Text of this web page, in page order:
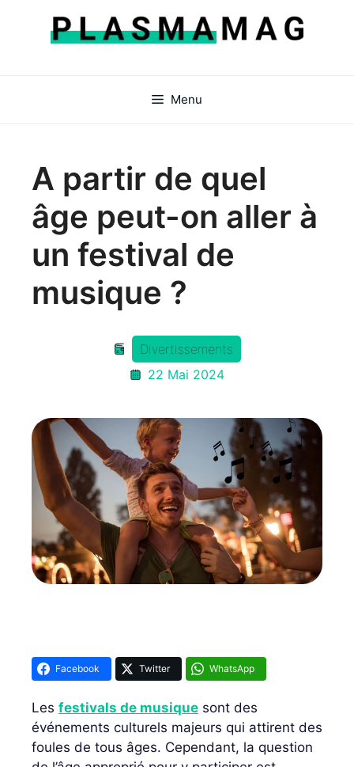
Menu
A partir de quel
âge peut-on aller à
un festival de
musique ?
Divertissements
22 Mai 2024
Facebook Twitter WhatsApp
Les festivals de musique sont des
événements culturels majeurs qui attirent des
foules de tous âges. Cependant, la question